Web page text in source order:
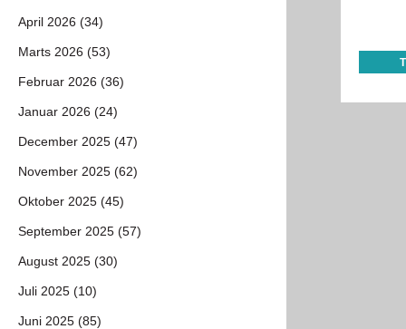
April 2026 (34)
Marts 2026 (53)
Februar 2026 (36)
Januar 2026 (24)
December 2025 (47)
November 2025 (62)
Oktober 2025 (45)
September 2025 (57)
August 2025 (30)
Juli 2025 (10)
Juni 2025 (85)